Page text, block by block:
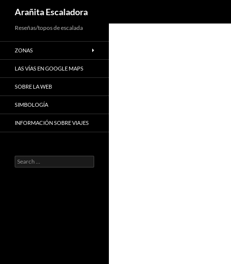
to
content
Arañita Escaladora
Reseñas/topos de escalada
ZONAS
LAS VÍAS EN GOOGLE MAPS
SOBRE LA WEB
SIMBOLOGÍA
INFORMACIÓN SOBRE VIAJES
Search
for: